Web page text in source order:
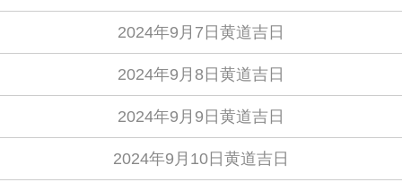
2024年9月7日黄道吉日
2024年9月8日黄道吉日
2024年9月9日黄道吉日
2024年9月10日黄道吉日